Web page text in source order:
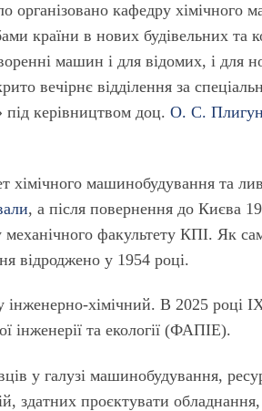
організовано кафедру хімічного
країни в нових будівельних та
машин і для відомих, і для
вечірнє відділення за
керівництвом доц.О. С.
хімічного машинобудування та
, а після повернення до Києва
факультету КПІ. Як
відроджено у 1954 році.
інженерно-хімічний. В 2025 році
інженерії та екології (ФАПІЕ).
у галузі машинобудування,
здатних проєктувати